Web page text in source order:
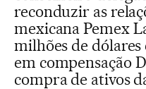
reconduzir as
mexicana Pemex
milhões de
em compensação
compra de ativos